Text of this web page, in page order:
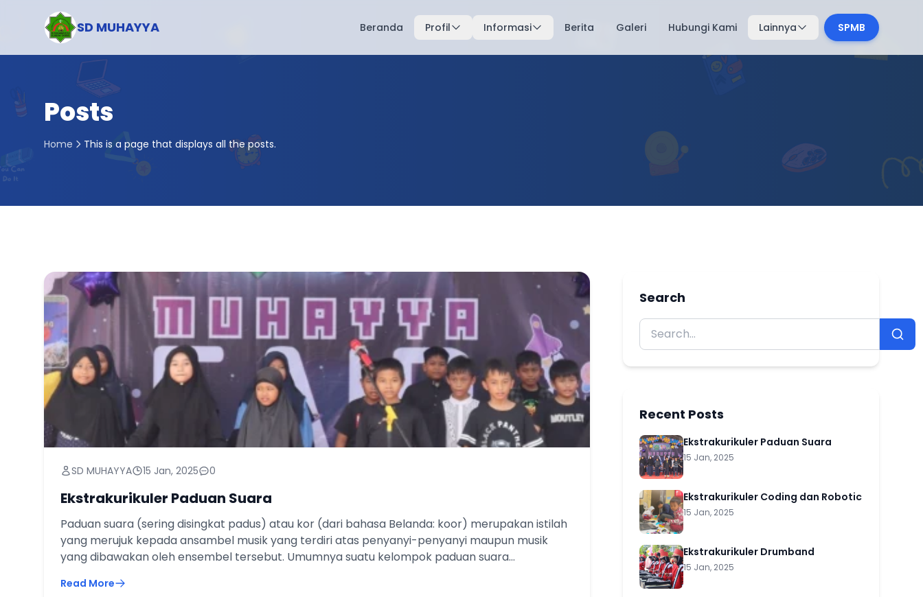
SD MUHAYYA Beranda Profil Informasi Berita Galeri Hubungi Kami Lainnya SPMB
Posts
Home This is a page that displays all the posts.
SD MUHAYYA 15 Jan, 2025 0
Ekstrakurikuler Paduan Suara
Paduan suara (sering disingkat padus) atau kor (dari bahasa Belanda: koor) merupakan istilah
yang merujuk kepada ansambel musik yang terdiri atas penyanyi-penyanyi maupun musik
yang dibawakan oleh ensembel tersebut. Umumnya suatu kelompok paduan suara
Read More
Search
Recent Posts
Ekstrakurikuler Paduan Suara
15 Jan, 2025
Ekstrakurikuler Coding dan Robotic
15 Jan, 2025
Ekstrakurikuler Drumband
15 Jan, 2025